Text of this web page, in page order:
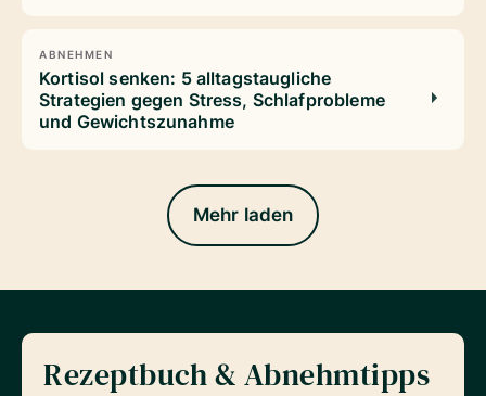
ABNEHMEN
Kortisol senken: 5 alltagstaugliche
Strategien gegen Stress, Schlafprobleme
und Gewichtszunahme
Mehr laden
Rezeptbuch & Abnehmtipps